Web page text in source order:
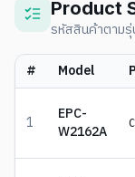
Product
รหัสสินค้าตามรุ่
#
Model
1
EPC-
W2162A